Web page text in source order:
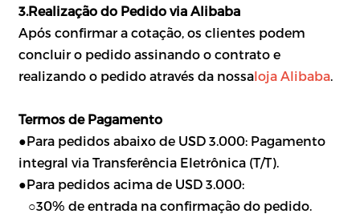
3.Realização do Pedido via Alibaba
Após confirmar a cotação, os clientes podem
concluir o pedido assinando o contrato e
realizando o pedido através da nossaloja Alibaba.
Termos de Pagamento
●Para pedidos abaixo de USD 3.000: Pagamento
integral via Transferência Eletrônica (T/T).
●Para pedidos acima de USD 3.000:
○30% de entrada na confirmação do pedido.